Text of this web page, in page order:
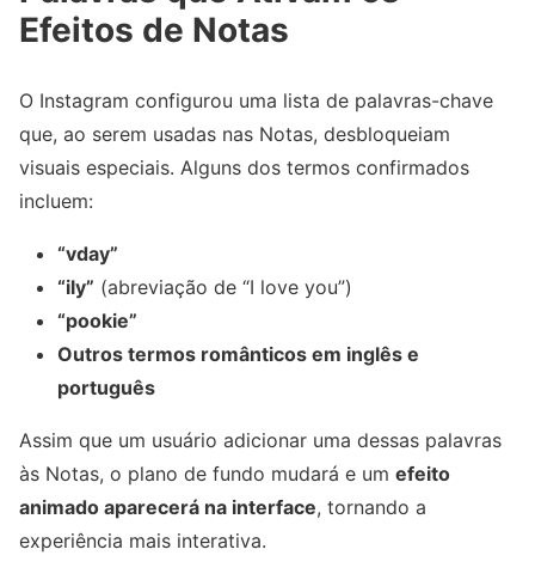
Efeitos de Notas
O Instagram configurou uma lista de palavras-chave
que, ao serem usadas nas Notas, desbloqueiam
visuais especiais. Alguns dos termos confirmados
incluem:
“vday”
“ily” (abreviação de “I love you”)
“pookie”
Outros termos românticos em inglês e
português
Assim que um usuário adicionar uma dessas palavras
às Notas, o plano de fundo mudará e um efeito
animado aparecerá na interface, tornando a
experiência mais interativa.